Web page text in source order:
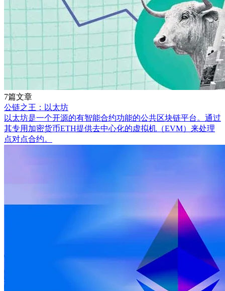
7篇文章
公链之王：以太坊
以太坊是一个开源的有智能合约功能的公共区块链平台。通过
其专用加密货币ETH提供去中心化的虚拟机（EVM）来处理
点对点合约。